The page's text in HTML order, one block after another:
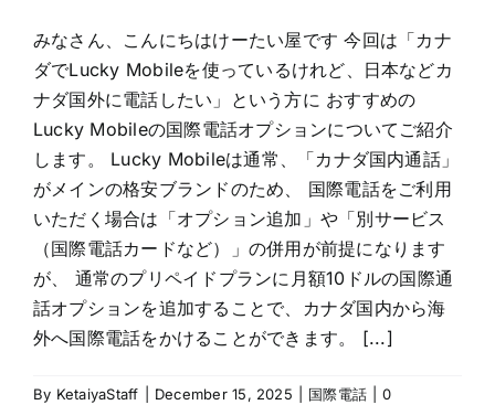
みなさん、こんにちはけーたい屋です 今回は「カナ
ダでLucky Mobileを使っているけれど、日本などカ
ナダ国外に電話したい」という方に おすすめの
Lucky Mobileの国際電話オプションについてご紹介
します。 Lucky Mobileは通常、「カナダ国内通話」
がメインの格安ブランドのため、 国際電話をご利用
いただく場合は「オプション追加」や「別サービス
（国際電話カードなど）」の併用が前提になります
が、 通常のプリペイドプランに月額10ドルの国際通
話オプションを追加することで、カナダ国内から海
外へ国際電話をかけることができます。 [...]
By KetaiyaStaff December 15, 2025 国際電話
0